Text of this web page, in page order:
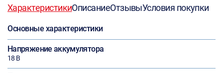
ХарактеристикиОписаниеОтзывыУсловия покупки
Основные характеристики
Напряжение аккумулятора
18 В